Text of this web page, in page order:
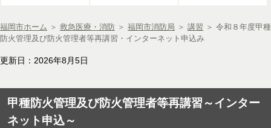
福岡市ホーム ＞ 救急医療・消防 ＞ 福岡市消防局 ＞ 講習 ＞ 令和８年度甲種
防火管理及び防火管理者等再講習・インターネット申込み
更新日：2026年8月5日
甲種防火管理及び防火管理者等再講習～インター
ネット申込～